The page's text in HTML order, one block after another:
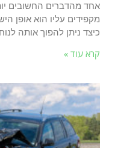
אחד מהדברים החשובים
מקפידים עליו הוא אופן
כיצד ניתן להפוך אותה
קרא עוד »